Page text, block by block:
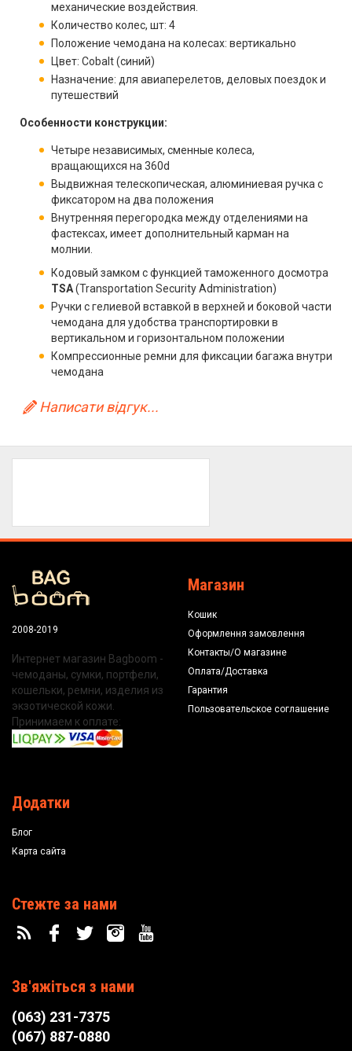
механические воздействия.
Количество колес, шт: 4
Положение чемодана на колесах: вертикально
Цвет: Cobalt (синий)
Назначение: для авиаперелетов, деловых поездок и
путешествий
Особенности конструкции:
Четыре независимых, сменные колеса,
вращающихся на 360d
Выдвижная телескопическая, алюминиевая ручка с
фиксатором на два положения
Внутренняя перегородка между отделениями на
фастексах, имеет дополнительный карман на
молнии.
Кодовый замком с функцией таможенного досмотра
TSA(Transportation Security Administration)
Ручки с гелиевой вставкой в верхней и боковой части
чемодана для удобства транспортировки в
вертикальном и горизонтальном положении
Компрессионные ремни для фиксации багажа внутри
чемодана
Написати відгук...
2008-2019
Интернет магазин Bagboom -
чемоданы, сумки, портфели,
кошельки, ремни, изделия из
экзотической кожи.
Принимаем к оплате:
Магазин
Кошик
Оформлення замовлення
Контакты/О магазине
Оплата/Доставка
Гарантия
Пользовательское соглашение
Додатки
Блог
Карта сайта
Стежте за нами
Зв'яжіться з нами
(063) 231-7375
(067) 887-0880